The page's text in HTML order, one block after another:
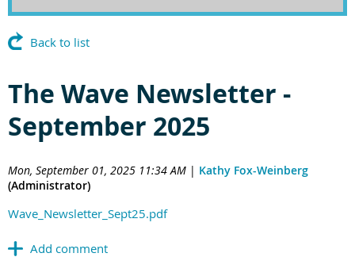
Back to list
The Wave Newsletter -
September 2025
Mon, September 01, 2025 11:34 AM | Kathy Fox-Weinberg
(Administrator)
Wave_Newsletter_Sept25.pdf